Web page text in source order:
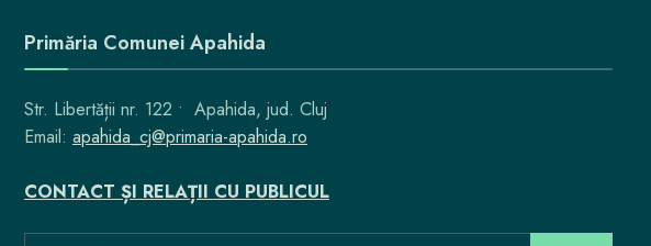
Primăria Comunei Apahida
Str. Libertății nr. 122 • Apahida, jud. Cluj
Email: apahida_cj@primaria-apahida.ro
CONTACT ȘI RELAȚII CU PUBLICUL